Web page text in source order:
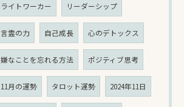
ライトワーカー リーダーシップ
言霊の力 自己成長 心のデトックス
嫌なことを忘れる方法 ポジティブ思考
11月の運勢 タロット運勢 2024年11日